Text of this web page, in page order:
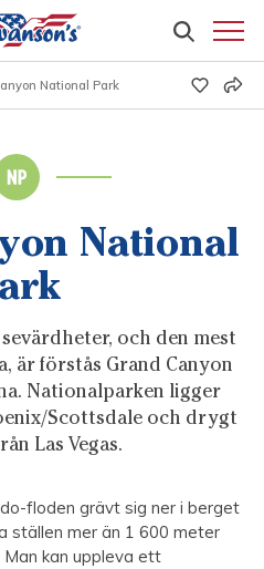
National Park
National
och den mest
är förstås Grand Canyon
Nationalparken ligger
Scottsdale och drygt
Las Vegas.
floden grävt sig ner i berget
ställen mer än 1 600 meter
Man kan uppleva ett